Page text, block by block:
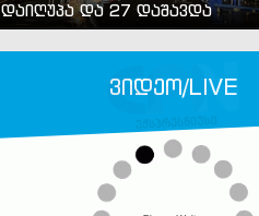
დაიღუპა და 27 დაშავდა
ვიდეო/LIVE